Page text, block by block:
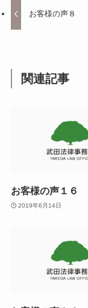
お客様の声８
関連記事
お客様の声１６
2019年6月14日